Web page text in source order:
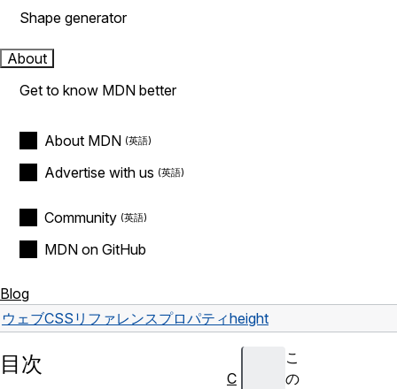
Shape generator
About
Get to know MDN better
About MDN
Advertise with us
Community
MDN on GitHub
Blog
ウェブCSS リファレンスプロパティheight
こ
の
目次
C